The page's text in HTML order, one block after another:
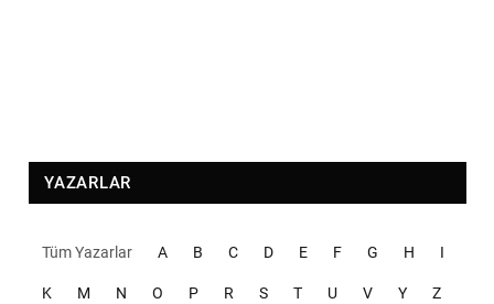
YAZARLAR
Tüm Yazarlar A B C D E F G H I
K M N O P R S T U V Y Z